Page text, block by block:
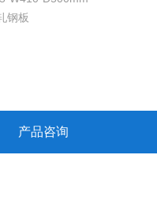
钢板
可选，可存储大量历史数据
触摸屏（含摄像/人脸
产品咨询